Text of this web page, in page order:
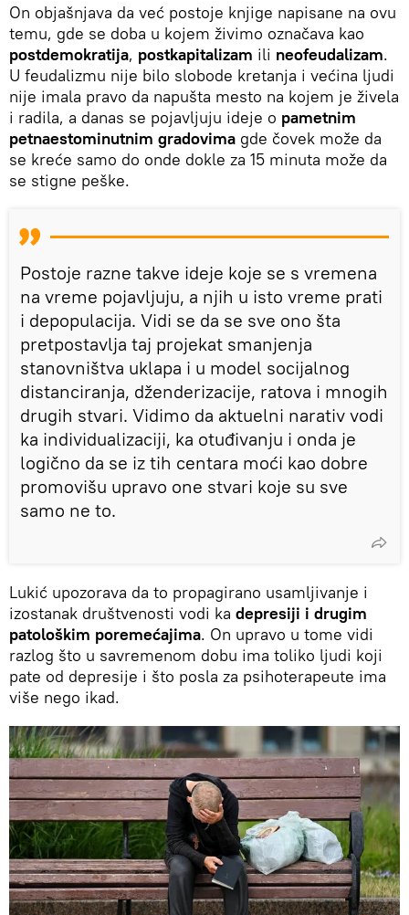
On objašnjava da već postoje knjige napisane na ovu
temu, gde se doba u kojem živimo označava kao
postdemokratija, postkapitalizam ili neofeudalizam.
U feudalizmu nije bilo slobode kretanja i većina ljudi
nije imala pravo da napušta mesto na kojem je živela
i radila, a danas se pojavljuju ideje o pametnim
petnaestominutnim gradovima gde čovek može da
se kreće samo do onde dokle za 15 minuta može da
se stigne peške.
Postoje razne takve ideje koje se s vremena
na vreme pojavljuju, a njih u isto vreme prati
i depopulacija. Vidi se da se sve ono šta
pretpostavlja taj projekat smanjenja
stanovništva uklapa i u model socijalnog
distanciranja, dženderizacije, ratova i mnogih
drugih stvari. Vidimo da aktuelni narativ vodi
ka individualizaciji, ka otuđivanju i onda je
logično da se iz tih centara moći kao dobre
promovišu upravo one stvari koje su sve
samo ne to.
Lukić upozorava da to propagirano usamljivanje i
izostanak društvenosti vodi ka depresiji i drugim
patološkim poremećajima. On upravo u tome vidi
razlog što u savremenom dobu ima toliko ljudi koji
pate od depresije i što posla za psihoterapeute ima
više nego ikad.